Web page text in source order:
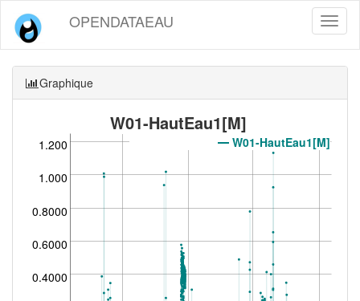
OPENDATAEAU
Graphique
W01-HautEau1[M]
W01-HautEau1[M]
0.4000
0.6000
0.8000
1.000
1.200